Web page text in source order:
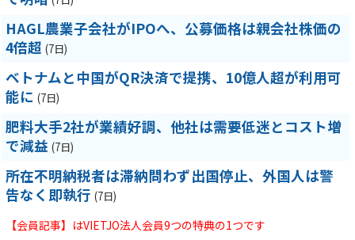
HAGL農業子会社がIPOへ、公募価格は親会社株価の
4倍超 (7日)
ベトナムと中国がQR決済で提携、10億人超が利用可
能に (7日)
肥料大手2社が業績好調、他社は需要低迷とコスト増
で減益 (7日)
所在不明納税者は滞納問わず出国停止、外国人は警
告なく即執行 (7日)
【会員記事】はVIETJO法人会員9つの特典の1つです